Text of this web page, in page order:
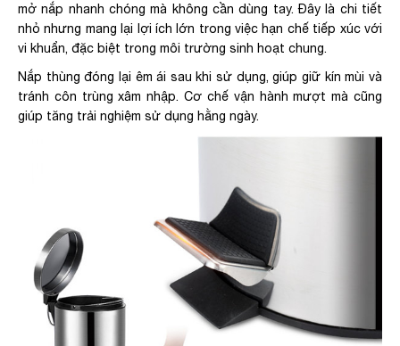
mở nắp nhanh chóng mà không cần dùng tay. Đây là chi tiết
nhỏ nhưng mang lại lợi ích lớn trong việc hạn chế tiếp xúc với
vi khuẩn, đặc biệt trong môi trường sinh hoạt chung.
Nắp thùng đóng lại êm ái sau khi sử dụng, giúp giữ kín mùi và
tránh côn trùng xâm nhập. Cơ chế vận hành mượt mà cũng
giúp tăng trải nghiệm sử dụng hằng ngày.